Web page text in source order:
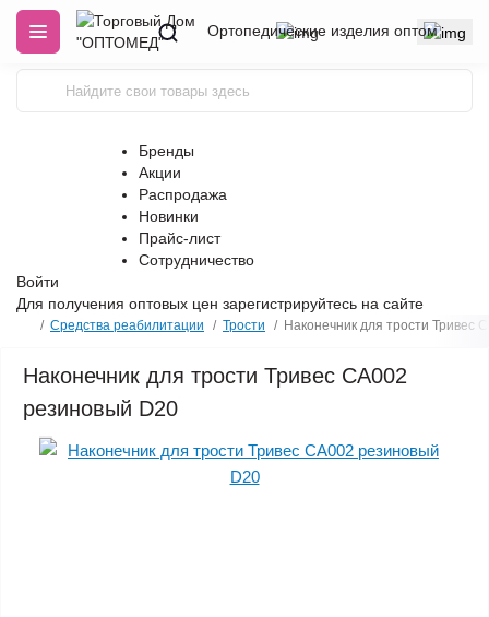
Ортопедические изделия оптом
Бренды
Акции
Распродажа
Новинки
Прайс-лист
Сотрудничество
Войти
Для получения оптовых цен зарегистрируйтесь на сайте
Средства реабилитации Трости Наконечник для трости Тривес
Наконечник для трости Тривес CA002
резиновый D20